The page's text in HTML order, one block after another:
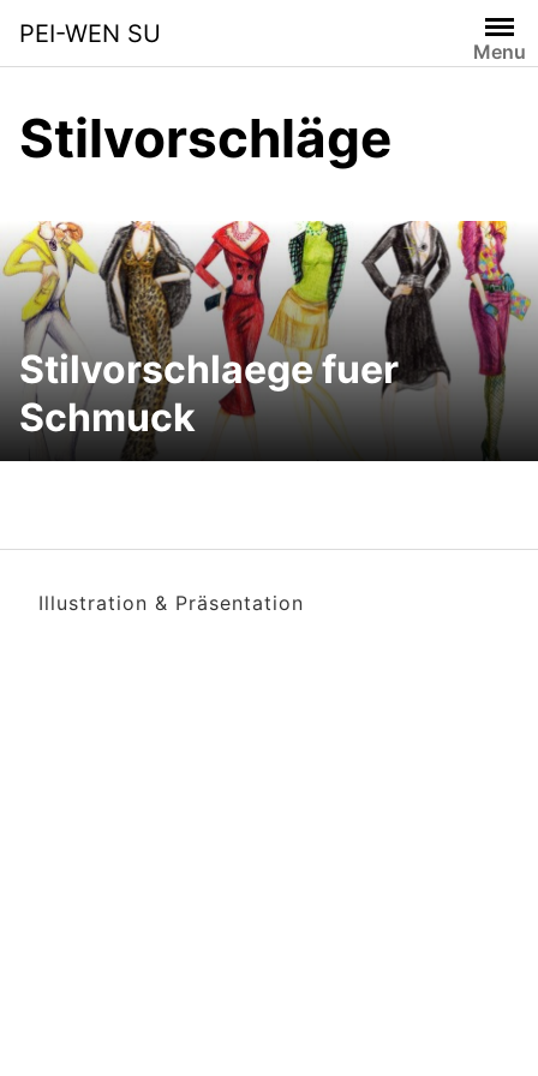
content
PEI-WEN SU
Menu
Stilvorschläge
Stilvorschlaege fuer
Schmuck
Illustration & Präsentation